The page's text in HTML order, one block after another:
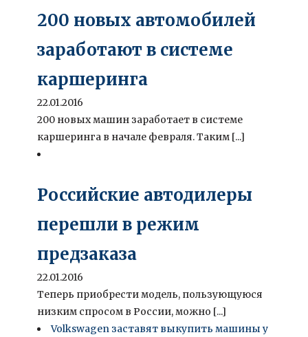
200 новых автомобилей
заработают в системе
каршеринга
22.01.2016
200 новых машин заработает в системе
каршеринга в начале февраля. Таким [...]
Российские автодилеры
перешли в режим
предзаказа
22.01.2016
Теперь приобрести модель, пользующуюся
низким спросом в России, можно [...]
Volkswagen заставят выкупить машины у